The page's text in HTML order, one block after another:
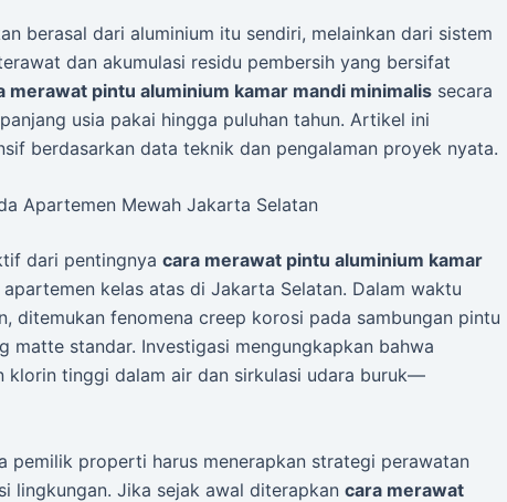
berasal dari aluminium itu sendiri, melainkan dari sistem
dan akumulasi residu pembersih yang bersifat
merawat pintu aluminium kamar mandi minimalis secara
usia pakai hingga puluhan tahun. Artikel ini
berdasarkan data teknik dan pengalaman proyek nyata.
Apartemen Mewah Jakarta Selatan
dari pentingnya cara merawat pintu aluminium kamar
kelas atas di Jakarta Selatan. Dalam waktu
ditemukan fenomena creep korosi pada sambungan pintu
matte standar. Investigasi mengungkapkan bahwa
klorin tinggi dalam air dan sirkulasi udara buruk—
pemilik properti harus menerapkan strategi perawatan
lingkungan. Jika sejak awal diterapkan cara merawat